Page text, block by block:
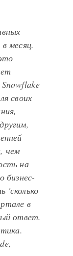
месяц.
своих
чем
на
бизнес-
'сколько
в
ответ.